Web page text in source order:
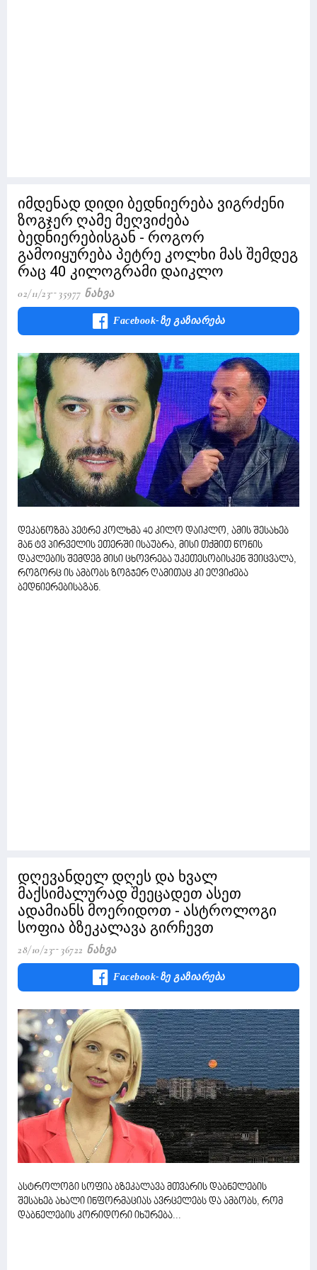
იმდენად დიდი ბედნიერება ვიგრძენი
ზოგჯერ ღამე მეღვიძება
ბედნიერებისგან - როგორ
გამოიყურება პეტრე კოლხი მას შემდეგ
რაც 40 კილოგრამი დაიკლო
02/11/23 35977 Ნახვა
Facebook-Ზე Გაზიარება
დეკანოზმა პეტრე კოლხმა 40 კილო დაიკლო, ამის შესახებ
მან ტვ პირველის ეთერში ისაუბრა, მისი თქმით წონის
დაკლების შემდეგ მისი ცხოვრება უკეთესობისკენ შეიცვალა,
როგორც ის ამბობს ზოგჯერ ღამითაც კი ეღვიძება
ბედნიერებისაგან.
დღევანდელ დღეს და ხვალ
მაქსიმალურად შეეცადეთ ასეთ
ადამიანს მოერიდოთ - ასტროლოგი
სოფია ბზეკალავა გირჩევთ
28/10/23 36722 Ნახვა
Facebook-Ზე Გაზიარება
ასტროლოგი სოფია ბზეკალავა მთვარის დაბნელების
შესახებ ახალი ინფორმაციას ავრცელებს და ამბობს, რომ
დაბნელების კორიდორი იხურება...